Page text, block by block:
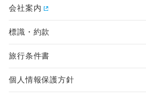
会社案内
標識・約款
旅行条件書
個人情報保護方針